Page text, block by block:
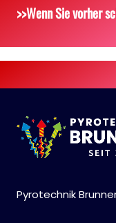
>>Wenn Sie vorher
Pyrotechnik